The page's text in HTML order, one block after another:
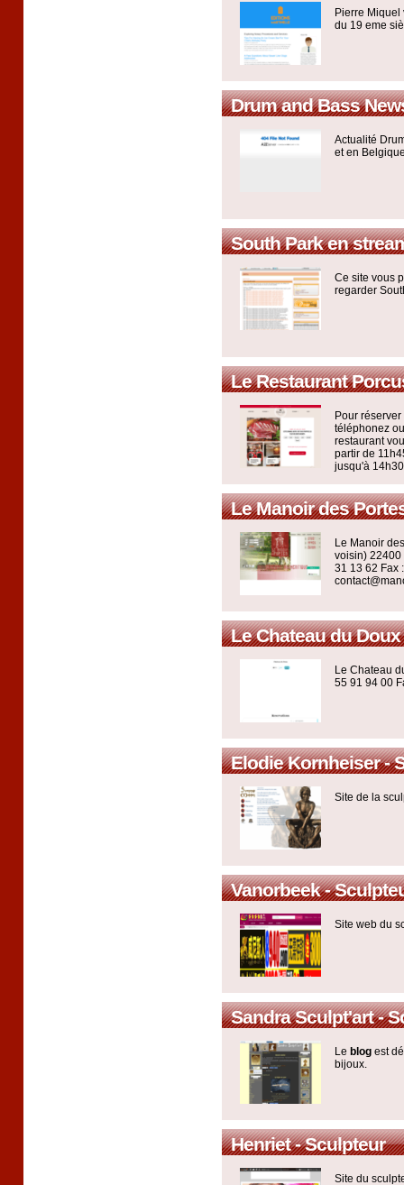
Pierre
du 19 eme
Drum and Bass
Actualité
et en
South Park en
Ce site vous
regarder
Le Restaurant
Pour
téléphonez
restaurant
partir de
jusqu'à
Le Manoir des
Le Manoir
voisin) 22400
31 13 62 Fax
Le Chateau du
Le Chateau
55 91 94 00
Elodie Kornheiser -
Site de la
Vanorbeek -
Site web du
Sandra Sculpt'art -
Le blog est
bijoux.
Henriet - Sculpteur
Site du